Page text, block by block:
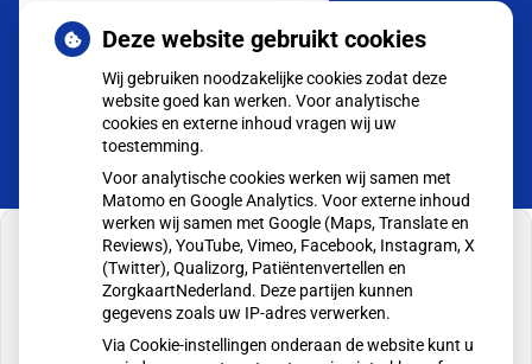
U heeft geen toestemming gegeven voor
externe inhouddie nodig is om dit te zien.
Deze website gebruikt cookies
Wij gebruiken noodzakelijke cookies zodat deze
website goed kan werken. Voor analytische
cookies en externe inhoud vragen wij uw
toestemming.
Voor analytische cookies werken wij samen met
Matomo en Google Analytics. Voor externe inhoud
werken wij samen met Google (Maps, Translate en
Reviews), YouTube, Vimeo, Facebook, Instagram, X
(Twitter), Qualizorg, Patiëntenvertellen en
ZorgkaartNederland. Deze partijen kunnen
gegevens zoals uw IP-adres verwerken.
Via Cookie-instellingen onderaan de website kunt u